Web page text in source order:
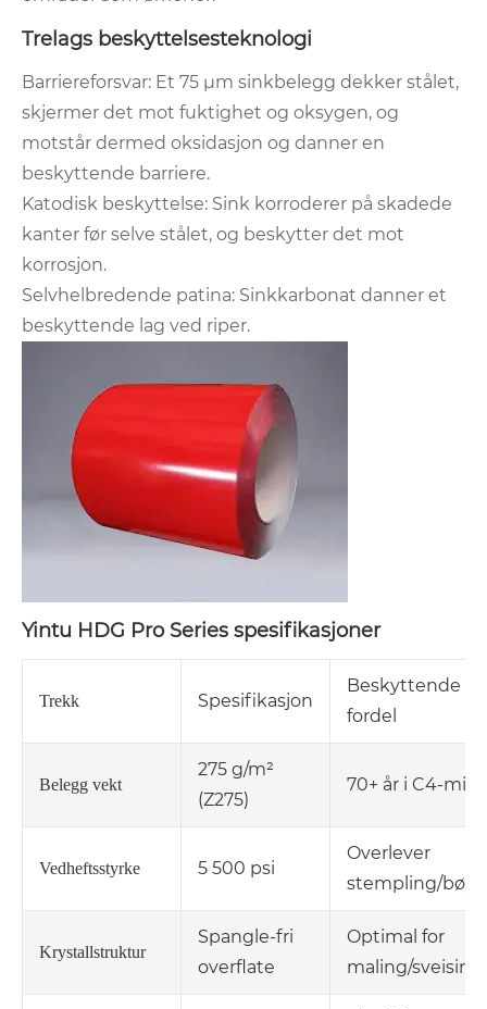
Trelags beskyttelsesteknologi
Barriereforsvar: Et 75 μm sinkbelegg dekker stålet,
skjermer det mot fuktighet og oksygen, og
motstår dermed oksidasjon og danner en
beskyttende barriere.
Katodisk beskyttelse: Sink korroderer på skadede
kanter før selve stålet, og beskytter det mot
korrosjon.
Selvhelbredende patina: Sinkkarbonat danner et
beskyttende lag ved riper.
Yintu HDG Pro Series spesifikasjoner
Trekk Spesifikasjon
Beskyttende
fordel
Belegg vekt
275 g/m²
(Z275)
70+ år i C4-
Vedheftsstyrke 5 500 psi
Overlever
stempling/
Krystallstruktur
Spangle-fri
overflate
Optimal for
maling/sveising